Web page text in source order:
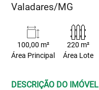
Valadares/MG
100,00 m²
Área Principal
220 m²
Área Lote
DESCRIÇÃO DO IMÓVEL